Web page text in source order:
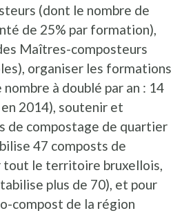
(dont le nombre de
de 25% par formation),
Maîtres-composteurs
organiser les formations
à doublé par an : 14
2014), soutenir et
de compostage de quartier
47 composts de
tout le territoire bruxellois,
plus de 70), et pour
compost de la région